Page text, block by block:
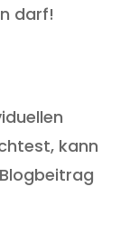
darf!
kann